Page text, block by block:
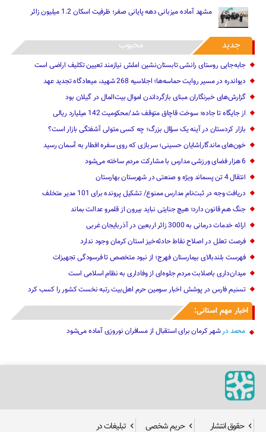
مشهد آماده میزبانی دهه پایانی صفر؛ ظرفیت اسکان 1.2 میلیون زائر
جدید محبوب
جابه‌جایی روستای رانشی تابستان‌نشین املش نیازمند تعیین تکلیف اراضی است
دیواندره در مسیر روایت حماسه‌ها؛ اجلاسیه 268 شهید، میعادگاه تجدید عهد
گزارش‌های خبرنگاران مبنای بازگرداندن اموال بیت‌المال در گیلان بود
از جایگاه تا جاده؛ سوخت قاچاق متوقف شد/محکومیت 142 میلیارد ریالی
بازار کردستان در آینه یک سؤال بزرگ؛ چه کسی متولی آشفتگی بازار است؟
خون‌های ماندگار|شایان حسینی؛ سربازی که روی سفره افطار به آسمان رسید
6 هزار فضای ورزشی مدارس با مشارکت مردم ساخته می‌شود
انتقال 4 تن پسماند ویژه و صنعتی در شهرستان بهارستان
دریافت وجه در ثبت‌نام مدارس ممنوع/ تشکیل پرونده برای 101 مدیر متخلف
جنگ هم قانون دارد؛ هیچ جنایتی نباید بیرون از قلمرو عدالت بماند
ارائه خدمات درمانی به 3000 زائر اربعین در آذربایجان‌ غربی
فرصت تعلل در اصلاح نقاط حادثه‌خیز استان کرمان وجود ندارد
فهرست بلندبالای بیمارستان فهرج؛ از نبود متخصص تا فرسودگی تجهیزات
میدان‌داری باصلابت مردم جلوه‌ای از وفاداری به نظام اسلامی است
تسنیم فارس در پوشش اخبار سومین حرم اهل‌بیت رتبه نخست کشور را کسب کرد
اخبار مهم استانی:
محمد درشهر کرمان برای استقبال از مسافران نوروزی آماده می‌شود
حقوق انتشار حریم شخصی تبلیغات در